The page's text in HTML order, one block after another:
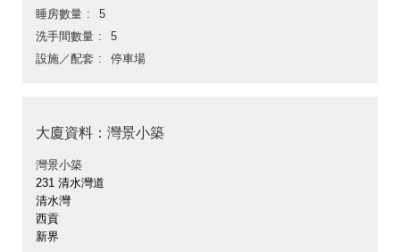
睡房數量
5
洗手間數量
5
設施／配套
停車場
大廈資料：灣景小築
灣景小築
231 清水灣道
清水灣
西貢
新界